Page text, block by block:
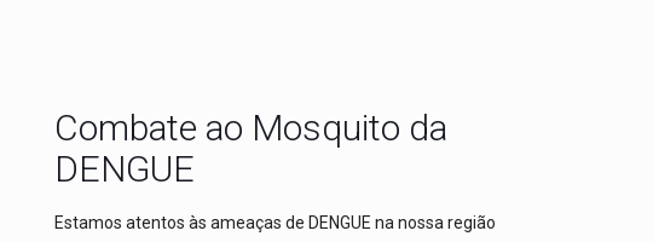
Combate ao Mosquito da
DENGUE
Estamos atentos às ameaças de DENGUE na nossa região